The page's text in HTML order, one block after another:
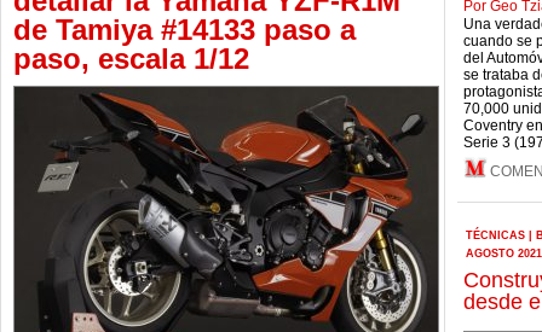
de Tamiya #14133 paso a
paso, escala 1/12
Por Geo
Una
cuando se
del
se trataba
70,000
Coventry
Serie 3
TÉCNICAS
AGOSTO 2021
desde